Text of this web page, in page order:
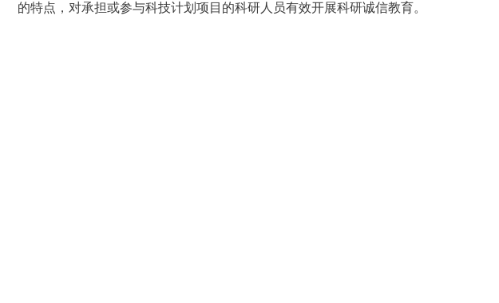
的特点，对承担或参与科技计划项目的科研人员有效开展科研诚信教育。